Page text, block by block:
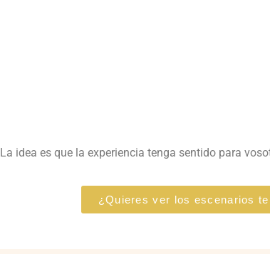
La idea es que la experiencia tenga sentido para
¿Quieres ver los escenarios